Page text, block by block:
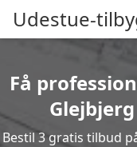
Udestue-
Få
Bestil 3 gratis tilbud